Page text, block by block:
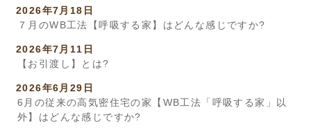
2026年7月18日
７月のWB工法【呼吸する家】はどんな感じですか?
2026年7月11日
【お引渡し】とは?
2026年6月29日
6月の従来の高気密住宅の家【WB工法「呼吸する家」以
外】はどんな感じですか?